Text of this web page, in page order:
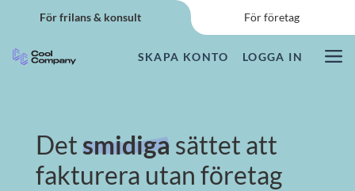
För frilans & konsult För företag
SKAPA KONTO LOGGA IN
Start – för frilans & konsult
Vårt erbjudande
Guider & FAQ
Detsmidiga sättet att
fakturera utan företag